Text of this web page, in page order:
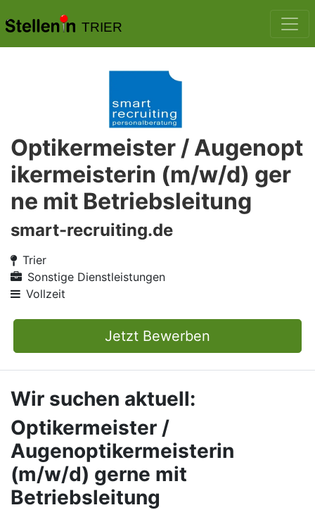
TRIER
Optikermeister / Augenopt
ikermeisterin (m/w/d) ger
ne mit Betriebsleitung
smart-recruiting.de
Trier
Sonstige Dienstleistungen
Vollzeit
Jetzt Bewerben
Wir suchen aktuell:
Optikermeister /
Augenoptikermeisterin
(m/w/d) gerne mit
Betriebsleitung